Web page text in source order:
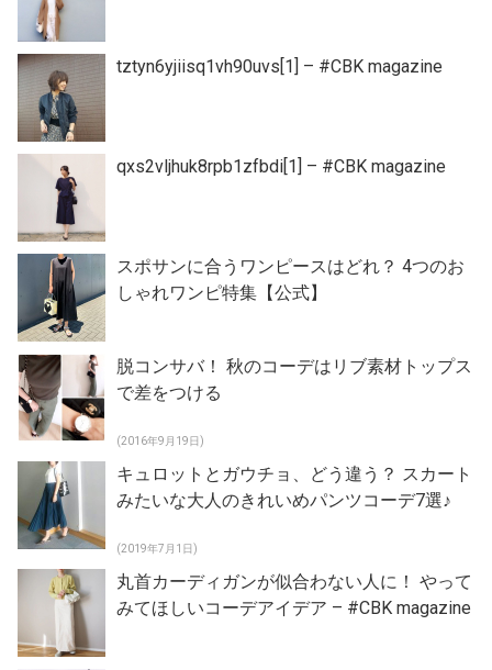
tztyn6yjiisq1vh90uvs[1] – #CBK magazine
qxs2vljhuk8rpb1zfbdi[1] – #CBK magazine
スポサンに合うワンピースはどれ？ 4つのお
しゃれワンピ特集【公式】
脱コンサバ！ 秋のコーデはリブ素材トップス
で差をつける
(2016年9月19日)
キュロットとガウチョ、どう違う？ スカート
みたいな大人のきれいめパンツコーデ7選♪
(2019年7月1日)
丸首カーディガンが似合わない人に！ やって
みてほしいコーデアイデア – #CBK magazine